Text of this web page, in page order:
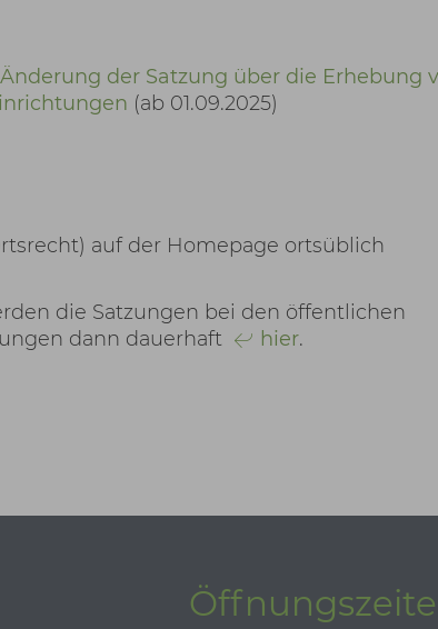
der Satzung über die Erhebung
(ab 01.09.2025)
auf der Homepage ortsüblich
die Satzungen bei den öffentlichen
dann dauerhaft
hier.